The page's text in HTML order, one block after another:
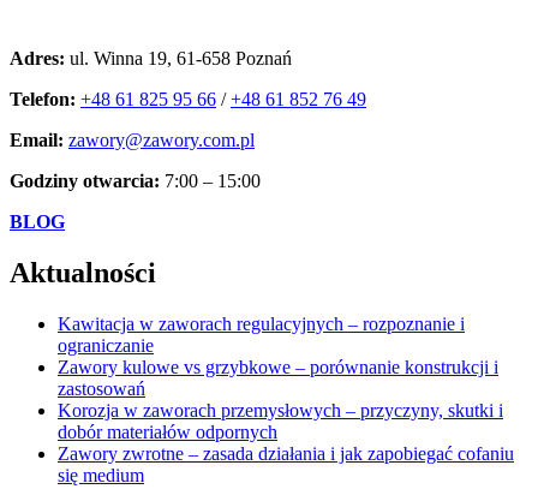
Adres: ul. Winna 19, 61-658 Poznań
Telefon: +48 61 825 95 66 /+48 61 852 76 49
Email: zawory@zawory.com.pl
Godziny otwarcia: 7:00 – 15:00
BLOG
Aktualności
Kawitacja w zaworach regulacyjnych – rozpoznanie i
ograniczanie
Zawory kulowe vs grzybkowe – porównanie konstrukcji i
zastosowań
Korozja w zaworach przemysłowych – przyczyny, skutki i
dobór materiałów odpornych
Zawory zwrotne – zasada działania i jak zapobiegać cofaniu
się medium